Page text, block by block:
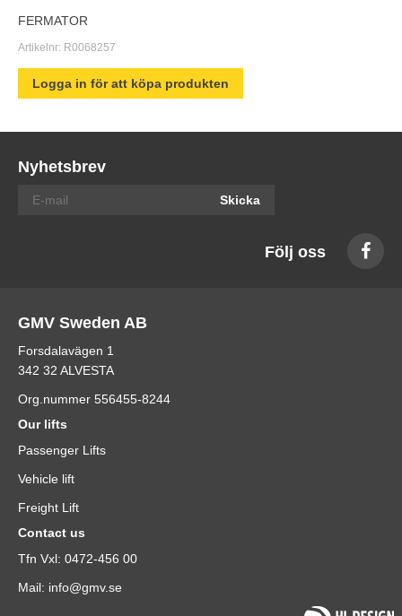
FERMATOR
Artikelnr: R0068257
Logga in för att köpa produkten
Nyhetsbrev
Skicka
Följ oss
GMV Sweden AB
Forsdalavägen 1
342 32 ALVESTA
Org.nummer 556455-8244
Our lifts
Passenger Lifts
Vehicle lift
Freight Lift
Contact us
Tfn Vxl: 0472-456 00
Mail: info@gmv.se